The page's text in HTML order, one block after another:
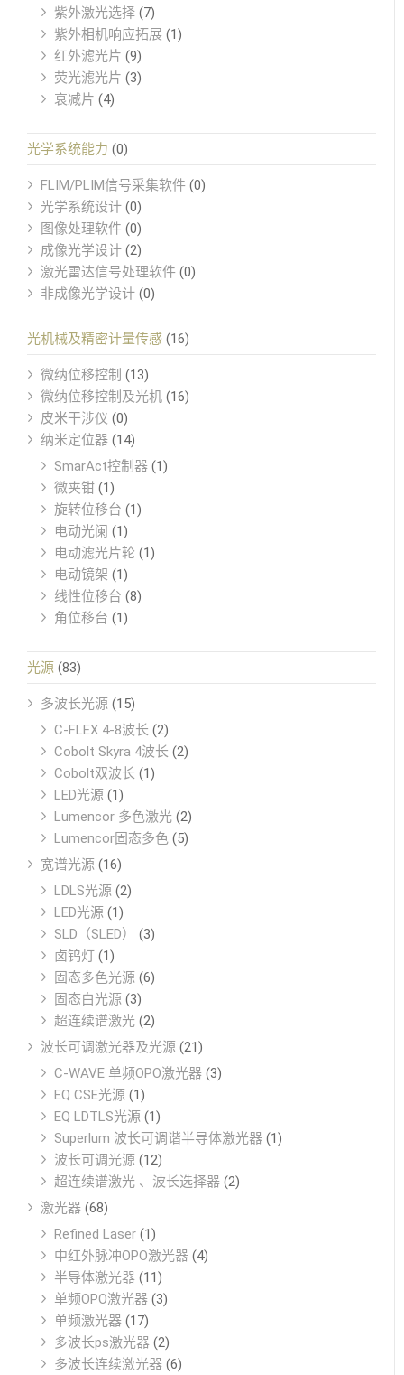
紫外激光选择 (7)
紫外相机响应拓展 (1)
红外滤光片 (9)
荧光滤光片 (3)
衰减片 (4)
光学系统能力 (0)
FLIM/PLIM信号采集软件 (0)
光学系统设计 (0)
图像处理软件 (0)
成像光学设计 (2)
激光雷达信号处理软件 (0)
非成像光学设计 (0)
光机械及精密计量传感 (16)
微纳位移控制 (13)
微纳位移控制及光机 (16)
皮米干涉仪 (0)
纳米定位器 (14)
SmarAct控制器 (1)
微夹钳 (1)
旋转位移台 (1)
电动光阑 (1)
电动滤光片轮 (1)
电动镜架 (1)
线性位移台 (8)
角位移台 (1)
光源 (83)
多波长光源 (15)
C-FLEX 4-8波长 (2)
Cobolt Skyra 4波长 (2)
Cobolt双波长 (1)
LED光源 (1)
Lumencor 多色激光 (2)
Lumencor固态多色 (5)
宽谱光源 (16)
LDLS光源 (2)
LED光源 (1)
SLD（SLED）
(3)
卤钨灯 (1)
固态多色光源 (6)
固态白光源 (3)
超连续谱激光 (2)
波长可调激光器及光源 (21)
C-WAVE 单频OPO激光器 (3)
EQ CSE光源 (1)
EQ LDTLS光源 (1)
Superlum 波长可调谐半导体激光器 (1)
波长可调光源 (12)
超连续谱激光 、波长选择器 (2)
激光器 (68)
Refined Laser (1)
中红外脉冲OPO激光器 (4)
半导体激光器 (11)
单频OPO激光器 (3)
单频激光器 (17)
多波长ps激光器 (2)
多波长连续激光器 (6)